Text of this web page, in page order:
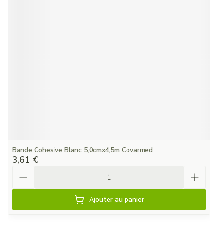
Bande Cohesive Blanc 5,0cmx4,5m Covarmed
3,61 €
Ajouter au panier